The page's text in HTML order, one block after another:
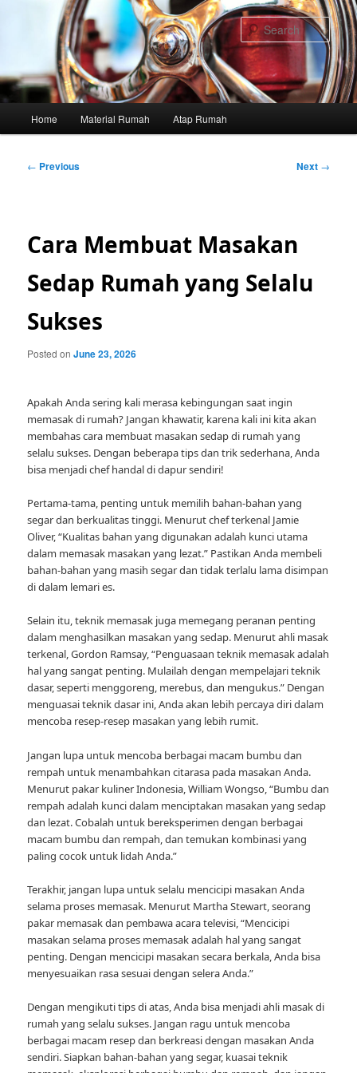
Home Material Rumah Atap Rumah
Post
← Previous Next →
Cara Membuat Masakan
Sedap Rumah yang Selalu
Sukses
Posted onJune 23, 2026
Apakah Anda sering kali merasa kebingungan saat ingin
memasak di rumah? Jangan khawatir, karena kali ini kita akan
membahas cara membuat masakan sedap di rumah yang
selalu sukses. Dengan beberapa tips dan trik sederhana, Anda
bisa menjadi chef handal di dapur sendiri!
Pertama-tama, penting untuk memilih bahan-bahan yang
segar dan berkualitas tinggi. Menurut chef terkenal Jamie
Oliver, “Kualitas bahan yang digunakan adalah kunci utama
dalam memasak masakan yang lezat.” Pastikan Anda membeli
bahan-bahan yang masih segar dan tidak terlalu lama disimpan
di dalam lemari es.
Selain itu, teknik memasak juga memegang peranan penting
dalam menghasilkan masakan yang sedap. Menurut ahli masak
terkenal, Gordon Ramsay, “Penguasaan teknik memasak adalah
hal yang sangat penting. Mulailah dengan mempelajari teknik
dasar, seperti menggoreng, merebus, dan mengukus.” Dengan
menguasai teknik dasar ini, Anda akan lebih percaya diri dalam
mencoba resep-resep masakan yang lebih rumit.
Jangan lupa untuk mencoba berbagai macam bumbu dan
rempah untuk menambahkan citarasa pada masakan Anda.
Menurut pakar kuliner Indonesia, William Wongso, “Bumbu dan
rempah adalah kunci dalam menciptakan masakan yang sedap
dan lezat. Cobalah untuk bereksperimen dengan berbagai
macam bumbu dan rempah, dan temukan kombinasi yang
paling cocok untuk lidah Anda.”
Terakhir, jangan lupa untuk selalu mencicipi masakan Anda
selama proses memasak. Menurut Martha Stewart, seorang
pakar memasak dan pembawa acara televisi, “Mencicipi
masakan selama proses memasak adalah hal yang sangat
penting. Dengan mencicipi masakan secara berkala, Anda bisa
menyesuaikan rasa sesuai dengan selera Anda.”
Dengan mengikuti tips di atas, Anda bisa menjadi ahli masak di
rumah yang selalu sukses. Jangan ragu untuk mencoba
berbagai macam resep dan berkreasi dengan masakan Anda
sendiri. Siapkan bahan-bahan yang segar, kuasai teknik